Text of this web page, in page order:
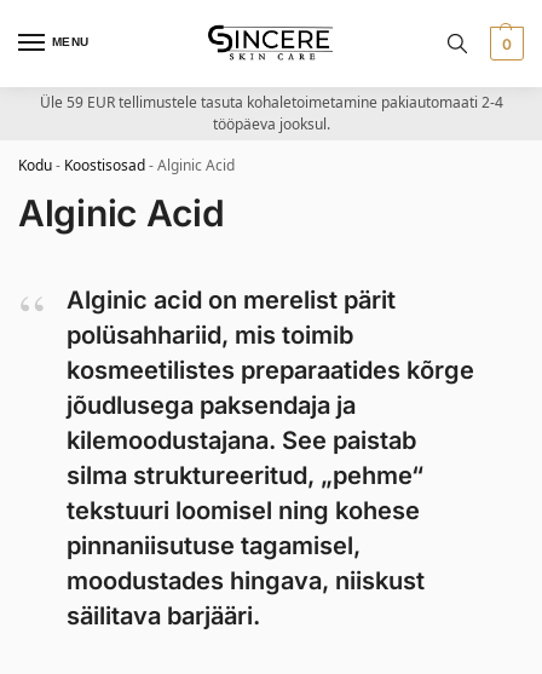
MENU 0
Üle 59 EUR tellimustele tasuta kohaletoimetamine pakiautomaati 2-4
tööpäeva jooksul.
Kodu- Koostisosad-Alginic Acid
Alginic Acid
Alginic acid on merelist pärit
polüsahhariid, mis toimib
kosmeetilistes preparaatides kõrge
jõudlusega paksendaja ja
kilemoodustajana. See paistab
silma struktureeritud, „pehme“
tekstuuri loomisel ning kohese
pinnaniisutuse tagamisel,
moodustades hingava, niiskust
säilitava barjääri.